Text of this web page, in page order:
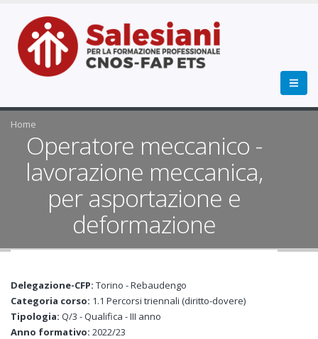
Home
Operatore meccanico -
lavorazione meccanica,
per asportazione e
deformazione
Delegazione-CFP: Torino - Rebaudengo
Categoria corso: 1.1 Percorsi triennali (diritto-dovere)
Tipologia: Q/3 - Qualifica - III anno
Anno formativo: 2022/23